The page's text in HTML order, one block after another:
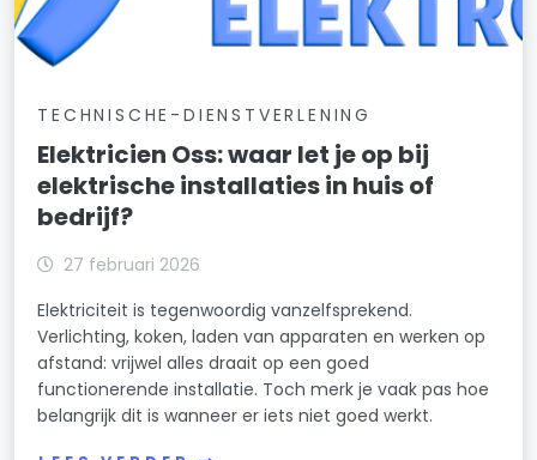
TECHNISCHE-DIENSTVERLENING
Elektricien Oss: waar let je op bij
elektrische installaties in huis of
bedrijf?
27 februari 2026
Elektriciteit is tegenwoordig vanzelfsprekend.
Verlichting, koken, laden van apparaten en werken op
afstand: vrijwel alles draait op een goed
functionerende installatie. Toch merk je vaak pas hoe
belangrijk dit is wanneer er iets niet goed werkt.